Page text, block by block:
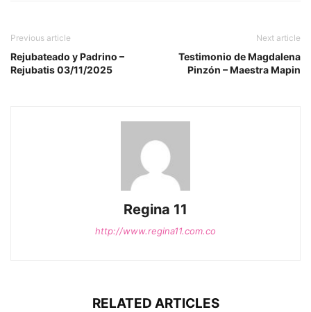
Previous article
Rejubateado y Padrino –
Rejubatis 03/11/2025
Next article
Testimonio de Magdalena
Pinzón – Maestra Mapin
Regina 11
http://www.regina11.com.co
RELATED ARTICLES